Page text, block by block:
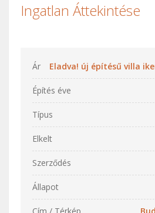
Ingatlan Áttekintése
Ár Eladva! új építésű villa
Építés éve
Típus
Elkelt
Szerződés
Állapot